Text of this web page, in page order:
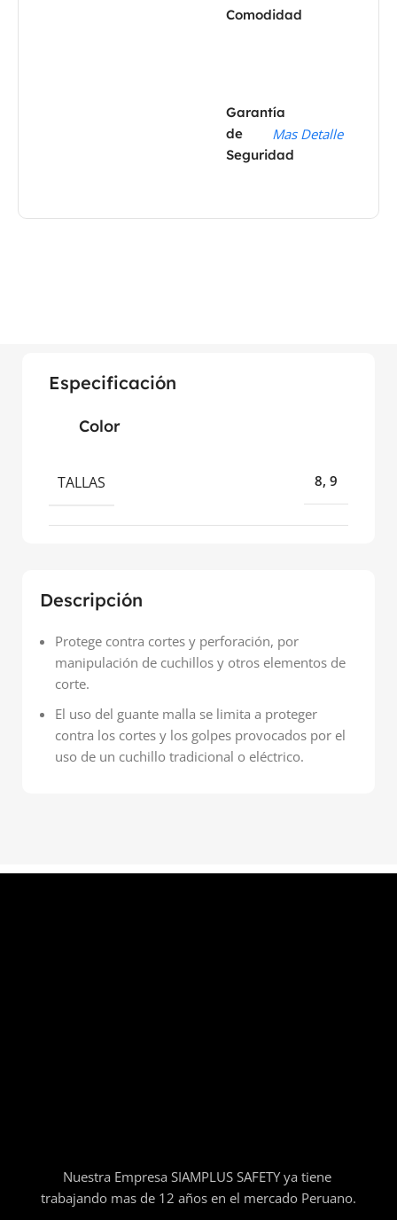
Comodidad
Garantía
de
Seguridad
Mas Detalle
Descripción
Protege contra cortes y perforación, por
manipulación de cuchillos y otros elementos de
corte.
El uso del guante malla se limita a proteger
contra los cortes y los golpes provocados por el
uso de un cuchillo tradicional o eléctrico.
Especificación
Color
TALLAS 8, 9
Nuestra Empresa SIAMPLUS SAFETY ya tiene
trabajando mas de 12 años en el mercado Peruano.